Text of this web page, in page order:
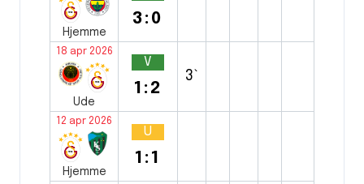
Hjemme
3:0
18 apr 2026
Ude
V
1:2
3`
12 apr 2026
Hjemme
U
1:1